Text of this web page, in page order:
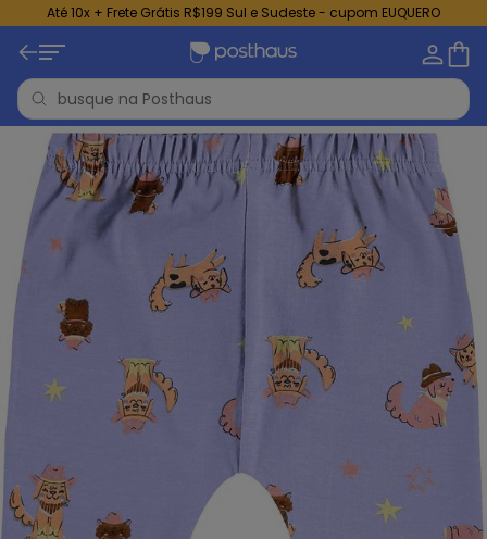
Até 10x + Frete Grátis R$199 Sul e Sudeste - cupom EUQUERO